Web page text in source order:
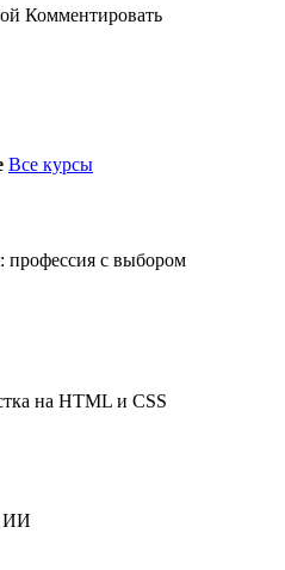
Комментировать
Все курсы
профессия с выбором
на HTML и CSS
ИИ